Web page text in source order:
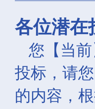
各位潜在
您【当
投标，请
的内容，